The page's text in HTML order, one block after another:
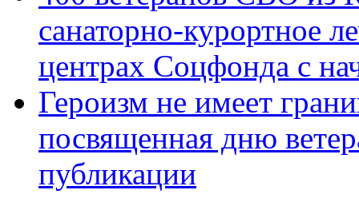
санаторно-курортное
центрах Соцфонда с
Героизм не имеет
посвященная дню
публикации